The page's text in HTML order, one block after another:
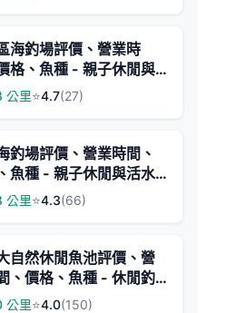
海釣場評價、營業時
格、魚種 - 親子休閒與
斑體驗
公里⭐4.7(27)
釣場評價、營業時間、
魚種 - 親子休閒與活水
戰
公里⭐4.3(66)
自然休閒魚池評價、營
、價格、魚種 - 休閒釣
撈美食結合
公里⭐4.0(150)